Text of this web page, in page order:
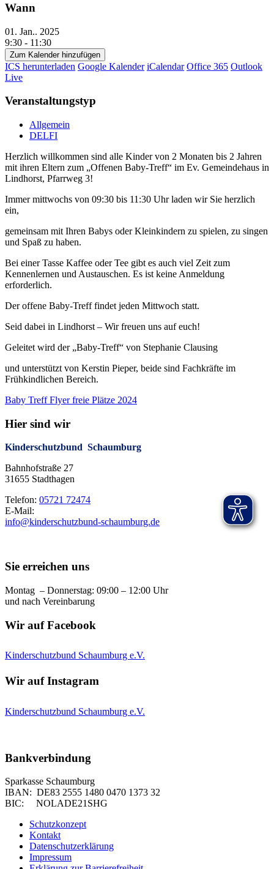
Wann
01. Jan.. 2025
9:30 - 11:30
Zum Kalender hinzufügen
ICS herunterladen Google Kalender iCalendar Office 365 Outlook
Live
Veranstaltungstyp
Allgemein
DELFI
Herzlich willkommen sind alle Kinder von 2 Monaten bis 2 Jahren
mit ihren Eltern zum „Offenen Baby-Treff“ im Ev. Gemeindehaus in
Lindhorst, Pfarrweg 3!
Immer mittwochs von 09:30 bis 11:30 Uhr laden wir Sie herzlich
ein,
gemeinsam mit Ihren Babys oder Kleinkindern zu spielen, zu singen
und Spaß zu haben.
Bei einer Tasse Kaffee oder Tee gibt es auch viel Zeit zum
Kennenlernen und Austauschen. Es ist keine Anmeldung
erforderlich.
Der offene Baby-Treff findet jeden Mittwoch statt.
Seid dabei in Lindhorst – Wir freuen uns auf euch!
Geleitet wird der „Baby-Treff“ von Stephanie Clausing
und unterstützt von Kerstin Pieper, beide sind Fachkräfte im
Frühkindlichen Bereich.
Baby Treff Flyer freie Plätze 2024
Hier sind wir
Kinderschutzbund Schaumburg
Bahnhofstraße 27
31655 Stadthagen
Telefon: 05721 72474
E-Mail:
info@kinderschutzbund-schaumburg.de
Sie erreichen uns
Montag – Donnerstag: 09:00 – 12:00 Uhr
und nach Vereinbarung
Wir auf Facebook
Kinderschutzbund Schaumburg e.V.
Wir auf Instagram
Kinderschutzbund Schaumburg e.V.
Bankverbindung
Sparkasse Schaumburg
IBAN: DE83 2555 1480 0470 1373 32
BIC: NOLADE21SHG
Schutzkonzept
Kontakt
Datenschutzerklärung
Impressum